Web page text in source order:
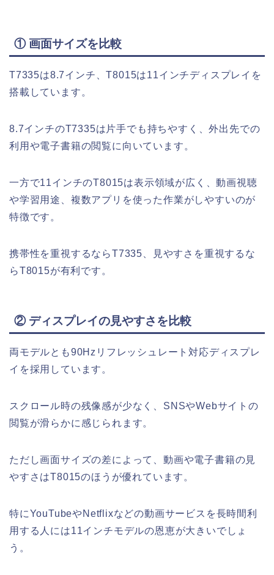
① 画面サイズを比較
T7335は8.7インチ、T8015は11インチディスプレイを
搭載しています。
8.7インチのT7335は片手でも持ちやすく、外出先での
利用や電子書籍の閲覧に向いています。
一方で11インチのT8015は表示領域が広く、動画視聴
や学習用途、複数アプリを使った作業がしやすいのが
特徴です。
携帯性を重視するならT7335、見やすさを重視するな
らT8015が有利です。
② ディスプレイの見やすさを比較
両モデルとも90Hzリフレッシュレート対応ディスプレ
イを採用しています。
スクロール時の残像感が少なく、SNSやWebサイトの
閲覧が滑らかに感じられます。
ただし画面サイズの差によって、動画や電子書籍の見
やすさはT8015のほうが優れています。
特にYouTubeやNetflixなどの動画サービスを長時間利
用する人には11インチモデルの恩恵が大きいでしょ
う。